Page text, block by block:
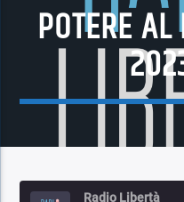
POTERE
Radio Libertà